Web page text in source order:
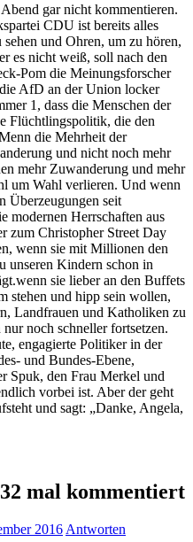
gar nicht kommentieren.
CDU ist bereits alles
sehen und Ohren, um zu hören,
es nicht weiß, soll nach den
Pom die Meinungsforscher
AfD an der Union locker
1, dass die Menschen der
Flüchtlingspolitik, die den
die Mehrheit der
und nicht noch mehr
mehr Zuwanderung und mehr
um Wahl verlieren. Und wenn
Überzeugungen seit
modernen Herrschaften aus
zum Christopher Street Day
wenn sie mit Millionen den
unseren Kindern schon in
sie lieber an den Buffets
stehen und hipp sein wollen,
Landfrauen und Katholiken zu
noch schneller fortsetzen.
engagierte Politiker in der
und Bundes-Ebene,
Spuk, den Frau Merkel und
vorbei ist. Aber der geht
und sagt: „Danke, Angela,
mal kommentiert
2016 Antworten